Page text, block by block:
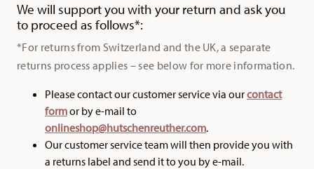
We will support you with your return and ask you
to proceed as follows*:
*For returns from Switzerland and the UK, a separate
returns process applies – see below for more information.
Please contact our customer service via ourcontact
formor by e-mail to
onlineshop@hutschenreuther.com.
Our customer service team will then provide you with
a returns label and send it to you by e-mail.